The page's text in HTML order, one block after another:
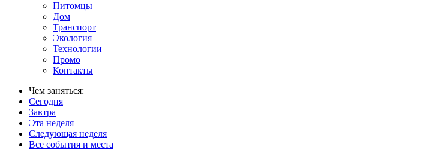
Питомцы
Дом
Транспорт
Экология
Технологии
Промо
Контакты
Чем заняться:
Сегодня
Завтра
Эта неделя
Следующая неделя
Все события и места